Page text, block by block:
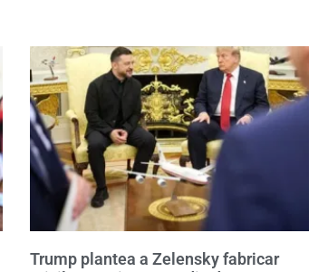
Trump plantea a Zelensky fabricar